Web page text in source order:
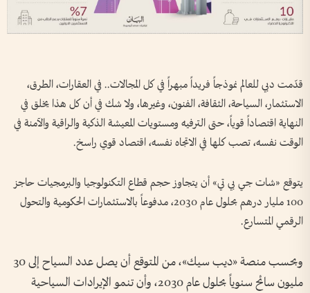
قدّمت دبي للعالم نموذجاً فريداً مبهراً في كل المجالات.. في العقارات، الطرق،
الاستثمار، السياحة، الثقافة، الفنون، وغيرها، ولا شك في أن كل هذا يخلق في
النهاية اقتصاداً قوياً، حتى الترفيه ومستويات المعيشة الذكية والراقية والآمنة في
الوقت نفسه، تصب كلها في الاتجاه نفسه، اقتصاد قوي راسخ.
يتوقع «شات جي بي تي» أن يتجاوز حجم قطاع التكنولوجيا والبرمجيات حاجز
100 مليار درهم بحلول عام 2030، مدفوعاً بالاستثمارات الحكومية والتحول
الرقمي المتسارع.
وبحسب منصة «ديب سيك»، من المتوقع أن يصل عدد السياح إلى 30
مليون سائح سنوياً بحلول عام 2030، وأن تنمو الإيرادات السياحية